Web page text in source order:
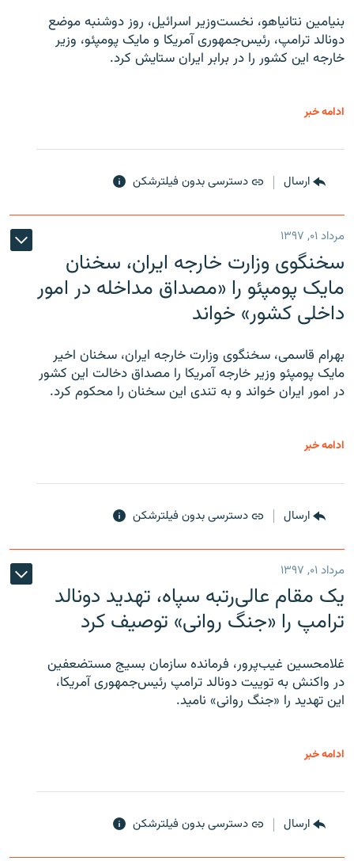
بنیامین نتانیاهو، نخست‌وزیر اسرائیل، روز دوشنبه موضع
دونالد ترامپ، رئیس‌جمهوری آمریکا و مایک پومپئو، وزیر
خارجه این کشور را در برابر ایران ستایش کرد.
ادامه خبر
ارسال دسترسی بدون فیلترشکن
مرداد ۰۱, ۱۳۹۷
سخنگوی وزارت خارجه ایران، سخنان
مایک پومپئو را «مصداق مداخله در امور
داخلی کشور» خواند
بهرام قاسمی، سخنگوی وزارت خارجه ایران، سخنان اخیر
مایک پومپئو وزیر خارجه آمریکا را مصداق دخالت این کشور
در امور ایران خواند و به تندی این سخنان را محکوم کرد.
ادامه خبر
ارسال دسترسی بدون فیلترشکن
مرداد ۰۱, ۱۳۹۷
یک مقام عالی‌رتبه سپاه، تهدید دونالد
ترامپ را «جنگ روانی» توصیف کرد
غلامحسین غیب‌پرور، فرمانده سازمان بسیج مستضعفین
در واکنش به توییت دونالد ترامپ رئیس‌جمهوری آمریکا،
این تهدید را «جنگ روانی» نامید.
ادامه خبر
ارسال دسترسی بدون فیلترشکن